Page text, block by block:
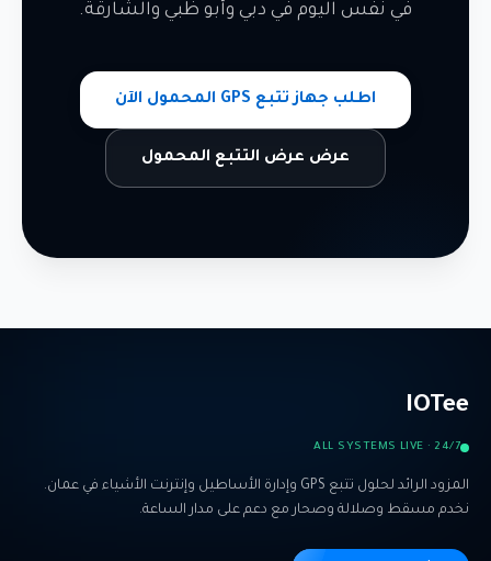
في نفس اليوم في دبي وأبو ظبي والشارقة.
اطلب جهاز تتبع GPS المحمول الآن
عرض عرض التتبع المحمول
IOTee
ALL SYSTEMS LIVE · 24/7
المزود الرائد لحلول تتبع GPS وإدارة الأساطيل وإنترنت الأشياء في عمان.
نخدم مسقط وصلالة وصحار مع دعم على مدار الساعة.